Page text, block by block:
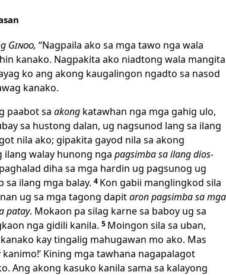
Ginoo, “Nagpaila ako sa mga tawo nga wala
kanako. Nagpakita ako niadtong wala mangita
ko ang akong kaugalingon ngadto sa nasod
kanako.
paabot sa akong katawhan nga mga gahig ulo,
sa hustong dalan, ug nagsunod lang sa ilang
nila ako; gipakita gayod nila sa akong
ilang walay hunong nga pagsimba sa ilang dios-
paghalad diha sa mga hardin ug pagsunog ug
sa ilang mga balay. 4 Kon gabii manglingkod sila
ug sa mga tagong dapitaron pagsimba sa mga
patay. Mokaon pa silag karne sa baboy ug sa
nga gidili kanila. 5 Moingon sila sa uban,
kanako kay tingalig mahugawan mo ako. Mas
kanimo!’ Kining mga tawhana nagapalagot
Ang akong kasuko kanila sama sa kalayong